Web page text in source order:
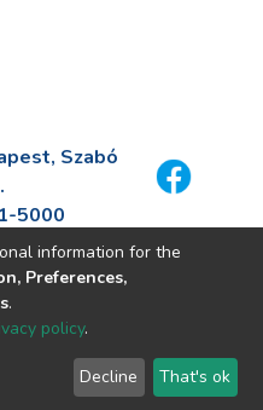
Szabó
5000
information for the
Preferences,
.
policy.
Decline That's ok